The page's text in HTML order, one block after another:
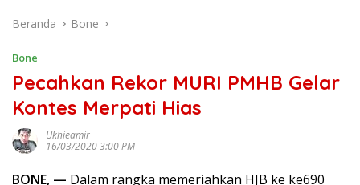
Beranda Bone
Bone
Pecahkan Rekor MURI PMHB Gelar
Kontes Merpati Hias
Ukhieamir
16/03/2020 3:00 PM
BONE, — Dalam rangka memeriahkan HJB ke ke690